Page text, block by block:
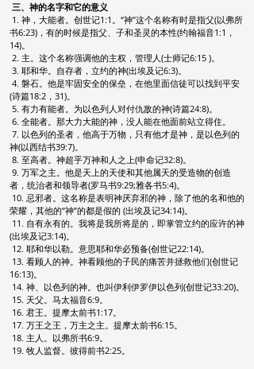
三、神的名字和它的意义
1. 神，大能者。创世记1:1。“神”这个名称有时是指父(以弗所
书6:23)，有的时候是指父、子和圣灵的本性(约翰福音1:1，
14)。
2. 主。这个名称强调他的主权，管理人(士师记6:15 )。
3. 耶和华。自存者，立约的神(出埃及记6:3)。
4. 磐石。他是牢固安全的保垒，在他里面信徒可以找到平安
(诗篇18:2，31)。
5. 有力有能者。为以色列人对付仇敌的神(诗篇24:8)。
6. 全能者。那大力大能的神，没人能在他面前站立得住。
7. 以色列的圣者，他高于万物，只有他才是神，是以色列的
神(以西结书39:7)。
8. 至高者。神超乎万神和人之上(申命记32:8)。
9. 万军之主。他是天上的天使和其他属天的受造物的创造
者，统治者和领导者(罗马书9:29;雅各书5:4)。
10. 忌邪者。这名称是表明神厌弃邪的神，除了他的名和他的
荣耀，其他的“神”的都是假的 (出埃及记34:14)。
11. 自有永有的。我将是我所将是的，即掌管立约的应许的神
(出埃及记3:14)。
12. 耶和华以勒。意思耶和华必预备(创世记22:14)。
13. 看顾人的神。神看顾他的子民的痛苦并拯救他们(创世记
16:13)。
14. 神、以色列的神。也叫伊利伊罗伊以色列(创世记33:20)。
15. 天父。马太福音6:9。
16. 君王。提摩太前书1:17。
17. 万王之王，万主之主。提摩太前书6:15。
18. 主人。以弗所书6:9。
19. 牧人监督。彼得前书2:25。